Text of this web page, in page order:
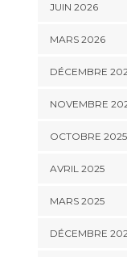
JUIN 2026
MARS 2026
DÉCEMBRE
NOVEMBRE
OCTOBRE 2025
AVRIL 2025
MARS 2025
DÉCEMBRE